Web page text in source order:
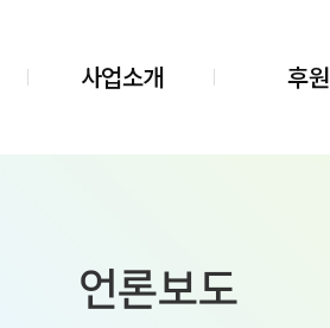
사업소개 후원
언론보도